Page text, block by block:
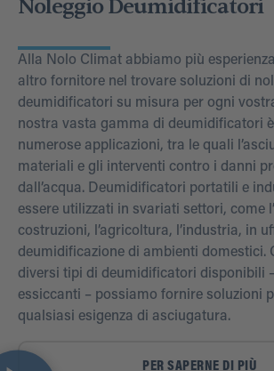
Noleggio Deumidificatori
Alla Nolo Climat abbiamo più
altro fornitore nel trovare soluzioni di
deumidificatori su misura per ogni
nostra vasta gamma di deumidificatori
numerose applicazioni, tra le quali
materiali e gli interventi contro i danni
dall’acqua. Deumidificatori portatili e
essere utilizzati in svariati settori, come
costruzioni, l’agricoltura, l’industria, in
deumidificazione di ambienti domestici.
diversi tipi di deumidificatori disponibili
essiccanti – possiamo fornire soluzioni
qualsiasi esigenza di asciugatura.
PER SAPERNE DI PIÙ